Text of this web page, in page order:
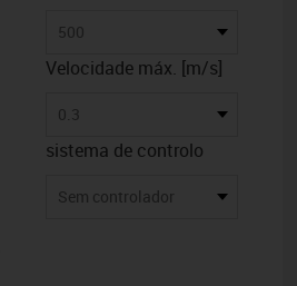
500
Velocidade máx. [m/s]
0.3
sistema de controlo
Sem controlador